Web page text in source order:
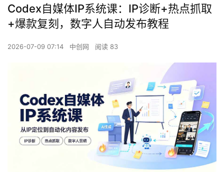
Codex自媒体IP系统课：IP诊断+热点抓取
+爆款复刻，数字人自动发布教程
2026-07-09 07:14 中创网 阅读 83